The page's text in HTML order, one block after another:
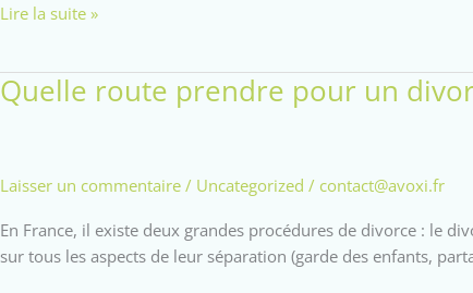
reconnaissance
Lire la suite »
Quelle route prendre pour un
Laisser un commentaire / Uncategorized / contact@avoxi.fr
En France, il existe deux grandes procédures de divorce : le
sur tous les aspects de leur séparation (garde des enfants,